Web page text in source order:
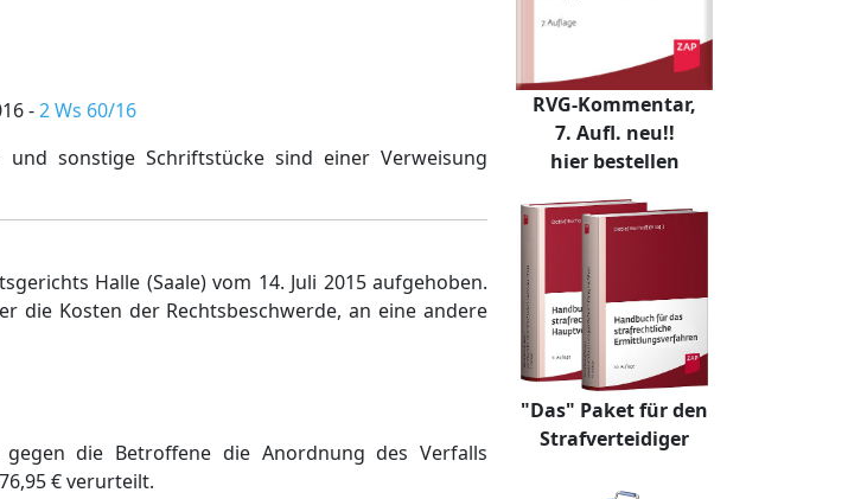
-2 Ws 60/16
und sonstige Schriftstücke sind einer Verweisung
Halle (Saale) vom 14. Juli 2015 aufgehoben.
die Kosten der Rechtsbeschwerde, an eine andere
die Betroffene die Anordnung des Verfalls
€ verurteilt.
RVG-Kommentar,
7. Aufl. neu!!
hier bestellen
"Das" Paket für den
Strafverteidiger